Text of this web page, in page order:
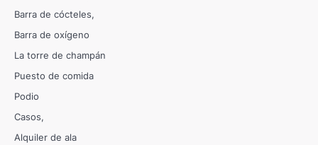
Barra de cócteles
Barra de oxígeno
La torre de champán
Puesto de comida
Podio
Casos
Alquiler de ala